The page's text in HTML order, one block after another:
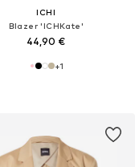
ICHI
Blazer 'ICHKate'
44,90 €
+1